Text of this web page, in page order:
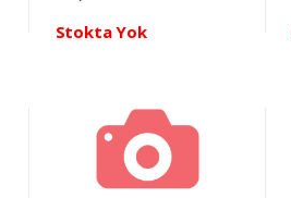
Stokta Yok